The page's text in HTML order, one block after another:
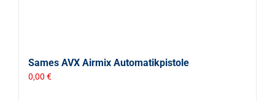
Sames AVX Airmix Automatikpistole
0,00 €